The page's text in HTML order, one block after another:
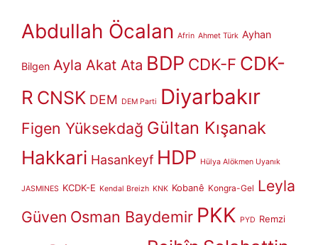
Abdullah Öcalan Afrin Ahmet Türk Ayhan
Bilgen Ayla Akat Ata BDP CDK-F CDK-
R CNSK DEM DEM Parti Diyarbakır
Figen Yüksekdağ Gültan Kışanak
Hakkari Hasankeyf HDP Hülya Alökmen Uyanık
JASMINES KCDK-E Kendal Breizh KNK Kobanê Kongra-Gel Leyla
Güven Osman Baydemir PKK PYD Remzi